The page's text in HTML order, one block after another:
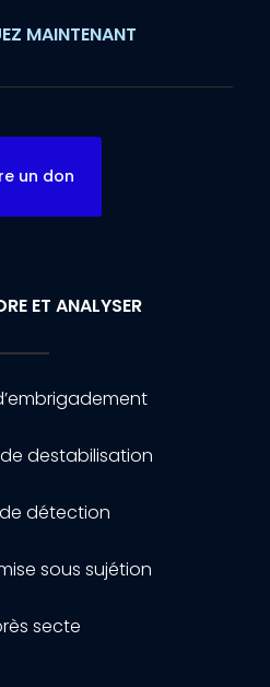
MAINTENANT
un don
ET ANALYSER
destabilisation
détection
sous sujétion
secte